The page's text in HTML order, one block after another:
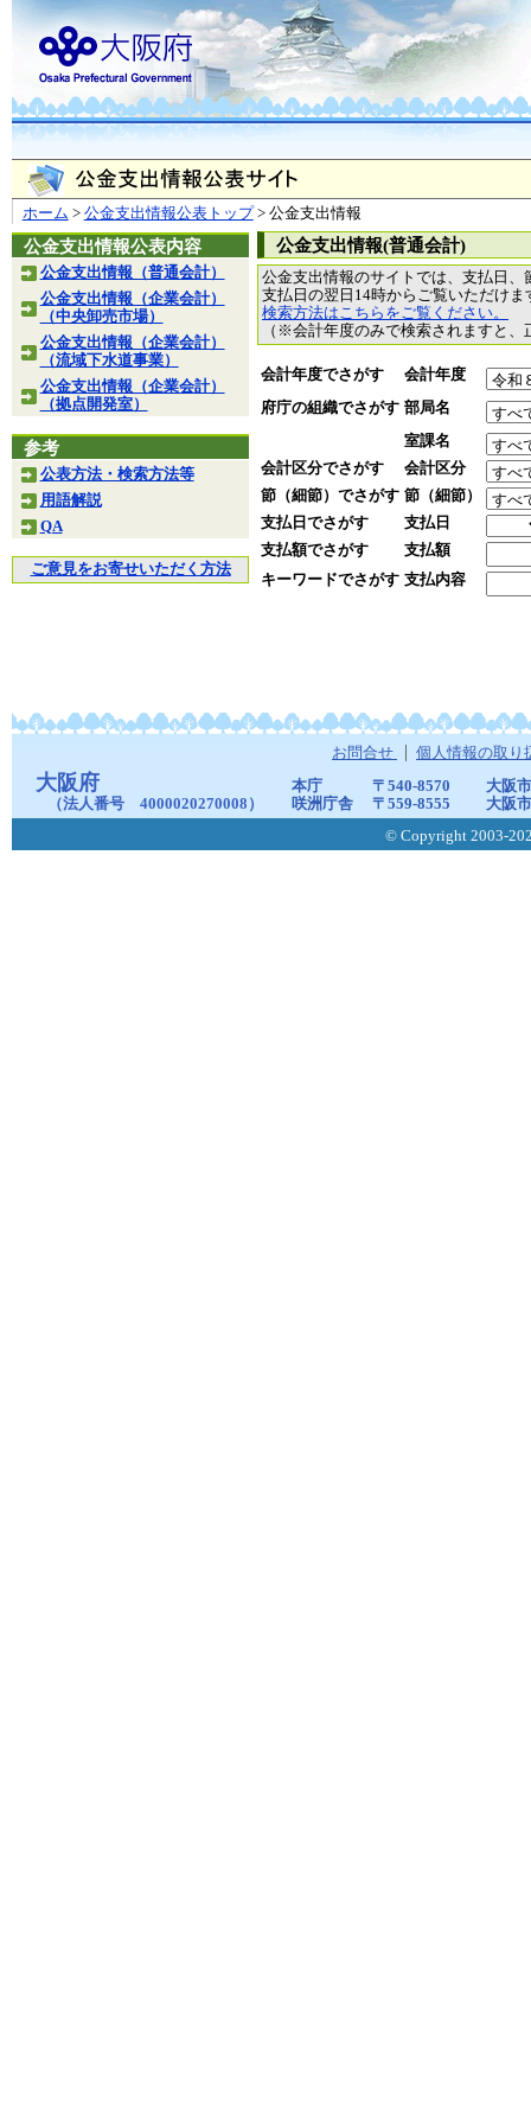
ホーム > 公金支出情報公表トップ> 公金支出情報
公金支出情報公表内容
公金支出情報（普通会計）
公金支出情報（企業会計）
（中央卸売市場）
公金支出情報（企業会計）
（流域下水道事業）
公金支出情報（企業会計）
（拠点開発室）
参考
公表方法・検索方法等
用語解説
QA
ご意見をお寄せいただく方法
公金支出情報(普通会計)
公金支出情報のサイトでは、支払日
支払日の翌日14時からご覧いただけ
検索方法はこちらをご覧ください。
（※会計年度のみで検索されますと
会計年度でさがす
会計年度
府庁の組織でさがす 部局名
室課名
会計区分でさがす
会計区分
節（細節）でさがす 節（細節）
支払日でさがす
支払日
支払額でさがす
支払額
キーワードでさがす 支払内容
お問合せ 個人情報の取り
大阪府
（法人番号 4000020270008）
本庁 〒540-8570
大阪
咲洲庁舎
〒559-8555
大阪
© Copyright 2003-